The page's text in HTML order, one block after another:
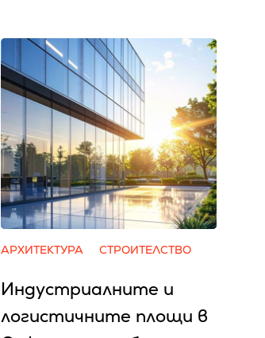
АРХИТЕКТУРА СТРОИТЕЛСТВО
Индустриалните и
логистичните площи в